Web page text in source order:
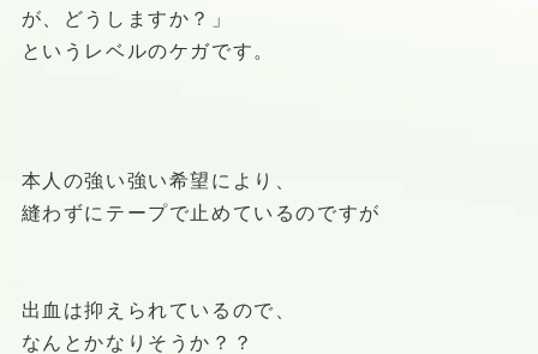
が、どうしますか？」
というレベルのケガです。
本人の強い強い希望により、
縫わずにテープで止めているのですが
出血は抑えられているので、
なんとかなりそうか？？